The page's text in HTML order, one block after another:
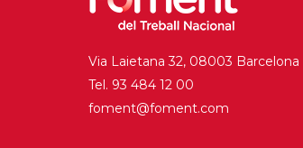
Via Laietana 32, 08003 Barcelona
Tel. 93 484 12 00
foment@foment.com